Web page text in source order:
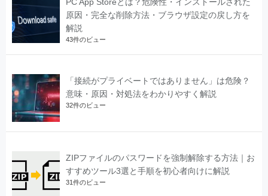
PC App Storeとは？危険性・インストールされた
原因・完全な削除方法・ブラウザ設定の戻し方を
解説
43件のビュー
「接続がプライベートではありません」は危険？
意味・原因・対処法をわかりやすく解説
32件のビュー
ZIPファイルのパスワードを強制解除する方法｜お
すすめツール3選と手順を初心者向けに解説
31件のビュー